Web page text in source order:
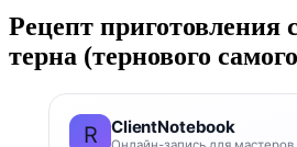
Рецепт приготовления
терна (тернового
R ClientNotebook